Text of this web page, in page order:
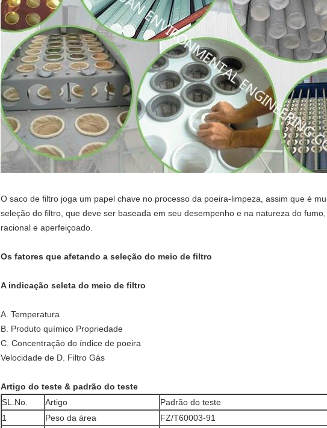
O saco de filtro joga um papel chave no processo da poeira-limpeza, assim que é
seleção do filtro, que deve ser baseada em seu desempenho e na natureza do
racional e aperfeiçoado.
Os fatores que afetando a seleção do meio de filtro
A indicação seleta do meio de filtro
A. Temperatura
B. Produto químico Propriedade
C. Concentração do índice de poeira
Velocidade de D. Filtro Gás
Artigo do teste & padrão do teste
SL.No.
Artigo
Padrão do teste
1
Peso da área
FZ/T60003-91